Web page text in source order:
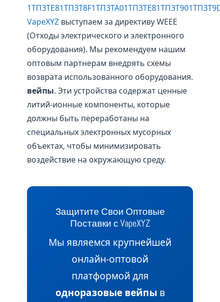
VapeXYZ выступаем за директиву WEEE
(Отходы электрического и электронного
оборудования). Мы рекомендуем нашим
оптовым партнерам внедрять схемы
возврата использованного оборудования.
вейпы. Эти устройства содержат ценные
литий-ионные компоненты, которые
должны быть переработаны на
специальных электронных мусорных
объектах, чтобы минимизировать
воздействие на окружающую среду.
Защитите Свои Оптовые
Поставки с VapeXYZ
Мы являемся крупнейшей
онлайн-оптовой
платформой для
одноразовые вейпы в